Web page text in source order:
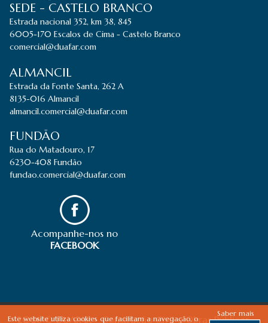
Este website utiliza cookies que facilitam a navegação, o
Saber mais
SEDE - CASTELO BRANCO
Estrada nacional 352, km 38, 845
6005-170 Escalos de Cima - Castelo Branco
comercial@duafar.com
ALMANCIL
Estrada da Fonte Santa, 262 A
8135-016 Almancil
almancil.comercial@duafar.com
FUNDÃO
Rua do Matadouro, 17
6230-408 Fundão
fundao.comercial@duafar.com
Acompanhe-nos no
FACEBOOK
2026 © DUAFAR - Construção Civil e Obras Públicas,